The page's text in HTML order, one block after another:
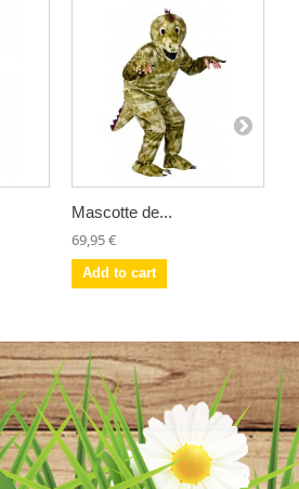
Mascotte de...
69,95 €
Add to cart